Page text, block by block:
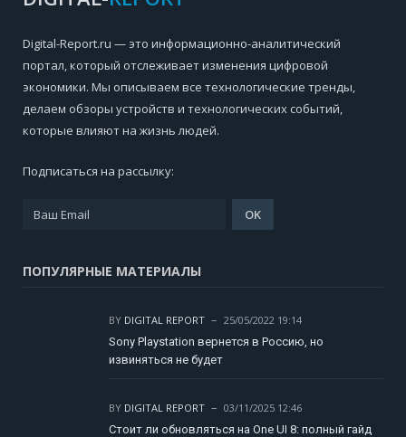
Digital-Report.ru — это информационно-аналитический
портал, который отслеживает изменения цифровой
экономики. Мы описываем все технологические тренды,
делаем обзоры устройств и технологических событий,
которые влияют на жизнь людей.
Подписаться на рассылку:
ПОПУЛЯРНЫЕ МАТЕРИАЛЫ
BY DIGITAL REPORT
25/05/2022 19:14
Sony Playstation вернется в Россию, но
извиняться не будет
BY DIGITAL REPORT
03/11/2025 12:46
Стоит ли обновляться на One UI 8: полный гайд